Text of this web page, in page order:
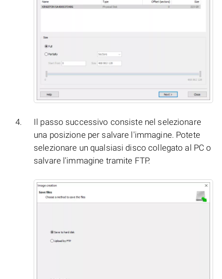
Il passo successivo consiste nel selezionare
una posizione per salvare l'immagine. Potete
selezionare un qualsiasi disco collegato al PC o
salvare l'immagine tramite FTP.